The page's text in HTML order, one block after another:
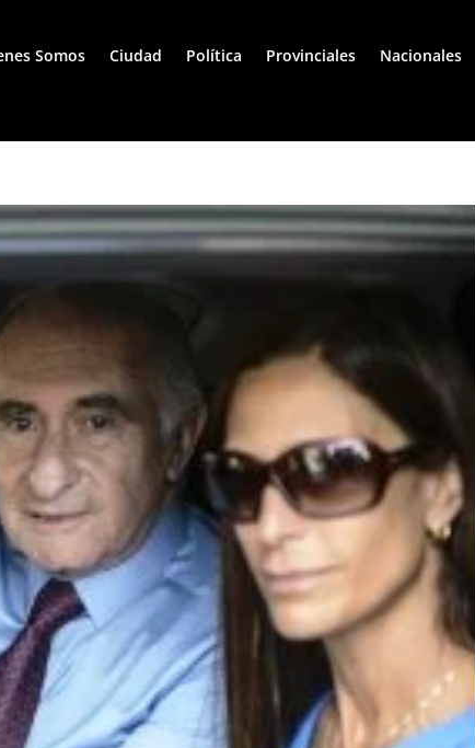
Somos Ciudad Política Provinciales Nacionales